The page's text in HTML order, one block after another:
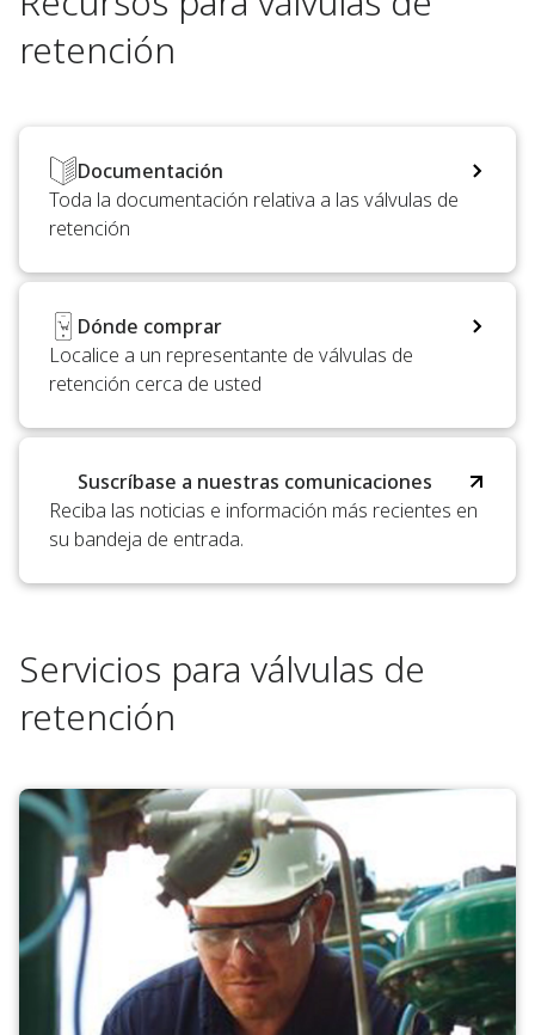
retención
Documentación
Toda la documentación relativa a las válvulas de
retención
Dónde comprar
Localice a un representante de válvulas de
retención cerca de usted
Suscríbase a nuestras comunicaciones
Reciba las noticias e información más recientes en
su bandeja de entrada.
Servicios para válvulas de
retención